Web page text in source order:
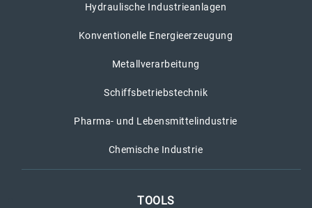
Hydraulische Industrieanlagen
Konventionelle Energieerzeugung
Metallverarbeitung
Schiffsbetriebstechnik
Pharma- und Lebensmittelindustrie
Chemische Industrie
TOOLS